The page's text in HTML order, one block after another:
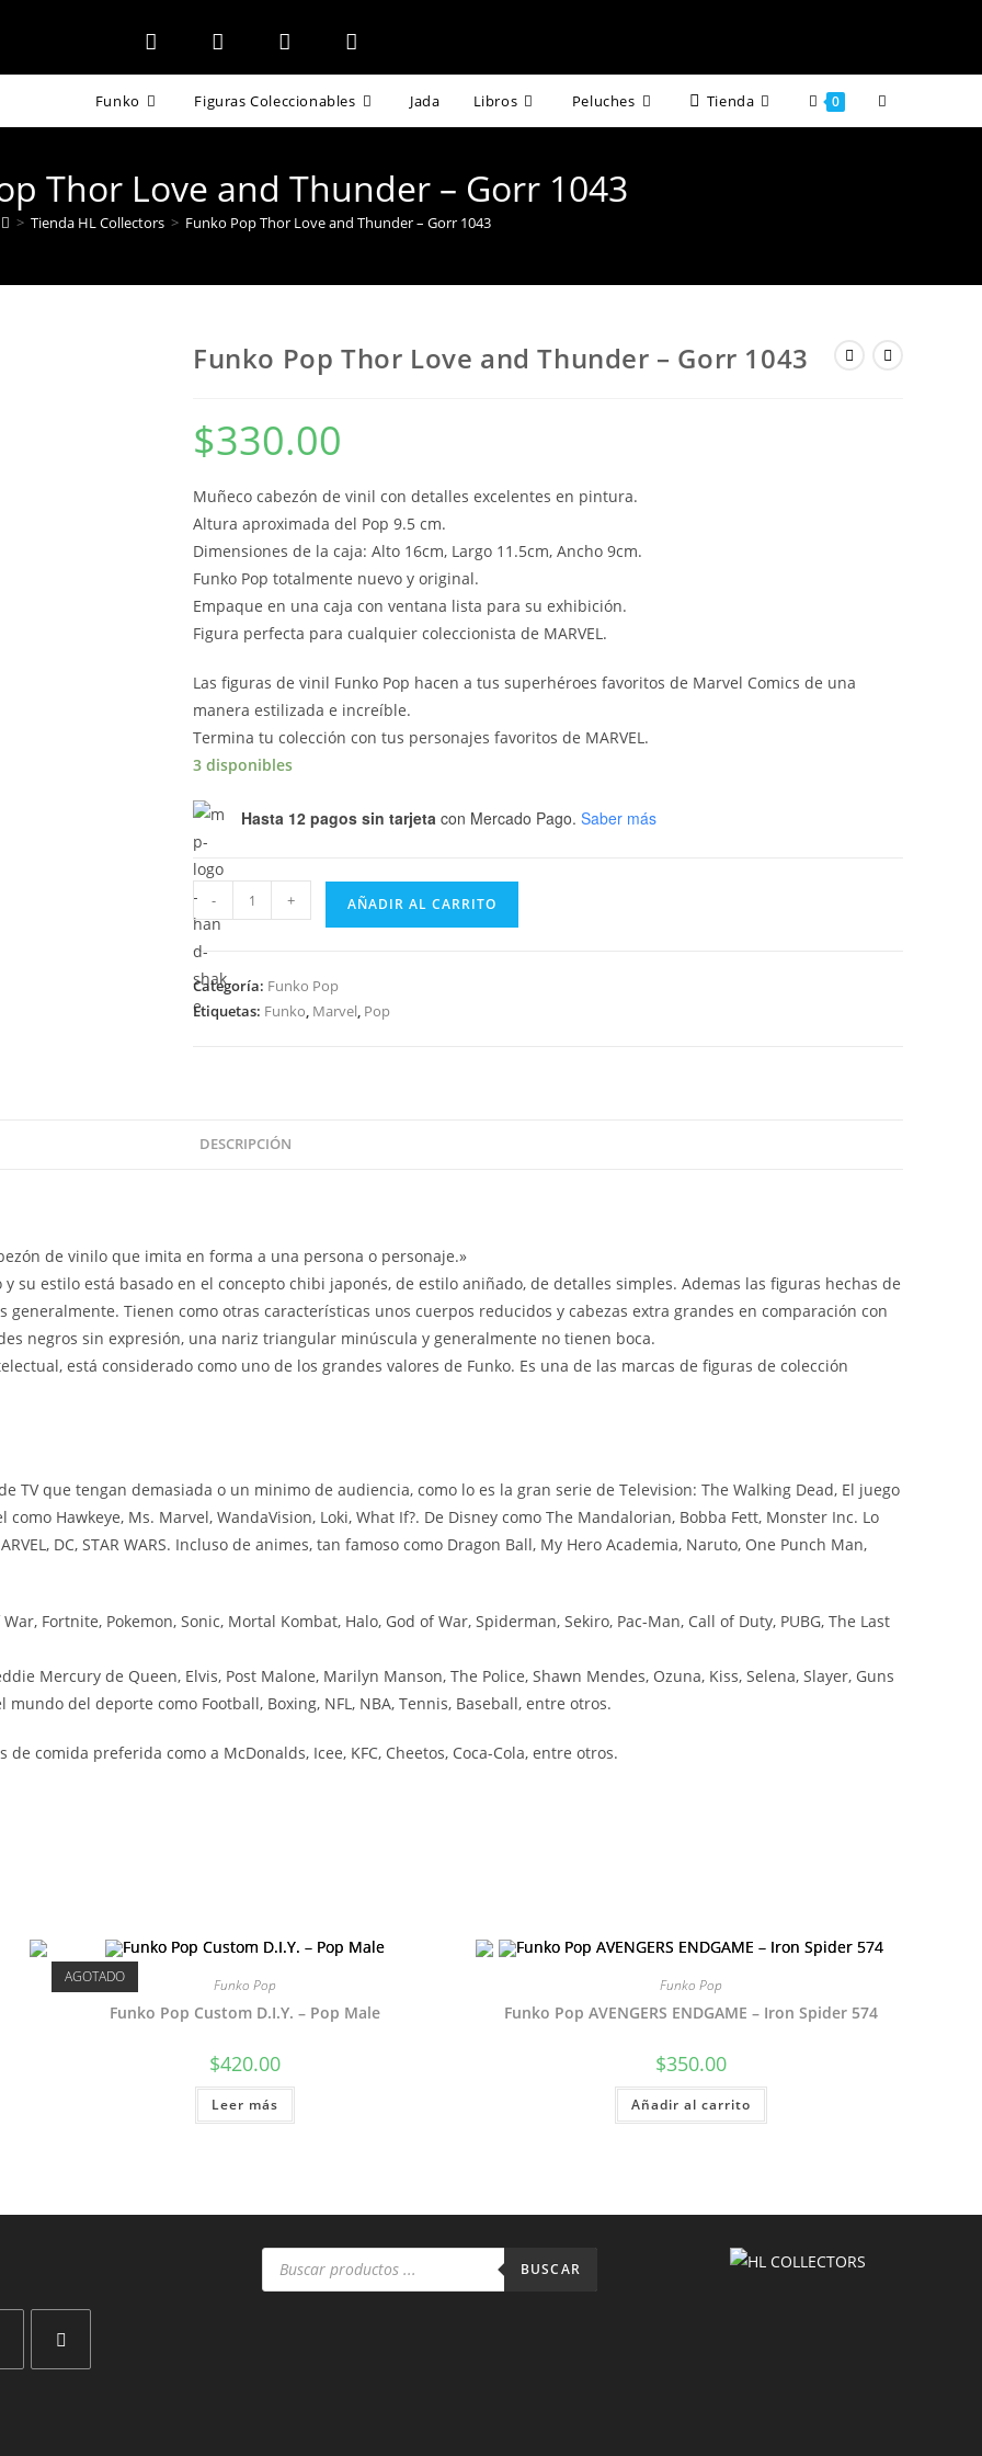
Funko Figuras Coleccionables Jada Libros Peluches Tienda 0 Alternar
Thor Love and Thunder – Gorr 1043
> Tienda HL Collectors > Funko Pop Thor Love and Thunder – Gorr 1043
Funko Pop Thor Love and Thunder – Gorr 1043
$330.00
Muñeco cabezón de vinil con detalles excelentes en pintura.
Altura aproximada del Pop 9.5 cm.
Dimensiones de la caja: Alto 16cm, Largo 11.5cm, Ancho 9cm.
Funko Pop totalmente nuevo y original.
Empaque en una caja con ventana lista para su exhibición.
Figura perfecta para cualquier coleccionista de MARVEL.
Las figuras de vinil Funko Pop hacen a tus superhéroes favoritos de Marvel Comics de una
manera estilizada e increíble.
Termina tu colección con tus personajes favoritos de MARVEL.
3 disponibles
Hasta 12 pagos sin tarjeta con Mercado Pago. Saber más
Funko
Pop
Thor
Love
and
cantidad
- + AÑADIR AL CARRITO
Categoría: Funko Pop
Etiquetas: Funko, Marvel, Pop
DESCRIPCIÓN
de vinilo que imita en forma a una persona o personaje.»
su estilo está basado en el concepto chibi japonés, de estilo aniñado, de detalles simples. Ademas las figuras hechas de
Tienen como otras características unos cuerpos reducidos y cabezas extra grandes en comparación con
negros sin expresión, una nariz triangular minúscula y generalmente no tienen boca.
está considerado como uno de los grandes valores de Funko. Es una de las marcas de figuras de colección
TV que tengan demasiada o un minimo de audiencia, como lo es la gran serie de Television: The Walking Dead, El juego
Hawkeye, Ms. Marvel, WandaVision, Loki, What If?. De Disney como The Mandalorian, Bobba Fett, Monster Inc. Lo
DC, STAR WARS. Incluso de animes, tan famoso como Dragon Ball, My Hero Academia, Naruto, One Punch Man,
Fortnite, Pokemon, Sonic, Mortal Kombat, Halo, God of War, Spiderman, Sekiro, Pac-Man, Call of Duty, PUBG, The Last
Mercury de Queen, Elvis, Post Malone, Marilyn Manson, The Police, Shawn Mendes, Ozuna, Kiss, Selena, Slayer, Guns
del deporte como Football, Boxing, NFL, NBA, Tennis, Baseball, entre otros.
comida preferida como a McDonalds, Icee, KFC, Cheetos, Coca-Cola, entre otros.
AGOTADO Funko Pop
Funko Pop Custom D.I.Y. – Pop Male
$420.00
Leer más
Funko Pop
Funko Pop AVENGERS ENDGAME – Iron Spider 574
$350.00
Añadir al carrito
Búsqueda
productos
BUSCAR